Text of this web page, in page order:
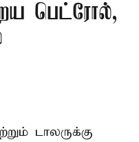
பெட்ரோல்,
டாலருக்கு